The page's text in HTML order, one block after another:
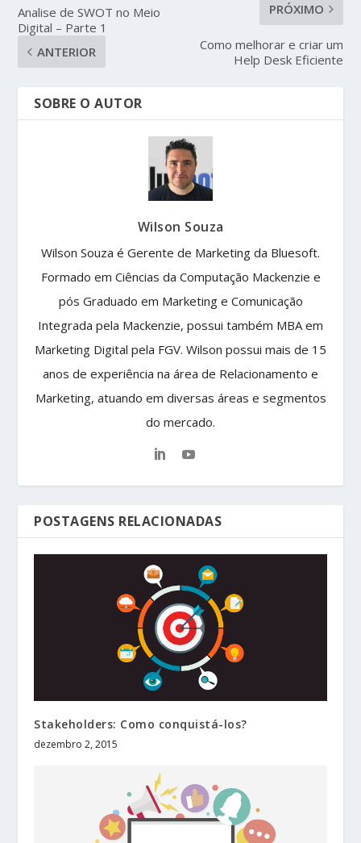
Analise de SWOT no Meio
Digital – Parte 1
ANTERIOR
PRÓXIMO
Como melhorar e criar um
Help Desk Eficiente
SOBRE O AUTOR
Wilson Souza
Wilson Souza é Gerente de Marketing da Bluesoft.
Formado em Ciências da Computação Mackenzie e
pós Graduado em Marketing e Comunicação
Integrada pela Mackenzie, possui também MBA em
Marketing Digital pela FGV. Wilson possui mais de 15
anos de experiência na área de Relacionamento e
Marketing, atuando em diversas áreas e segmentos
do mercado.
POSTAGENS RELACIONADAS
Stakeholders: Como conquistá-los?
dezembro 2, 2015